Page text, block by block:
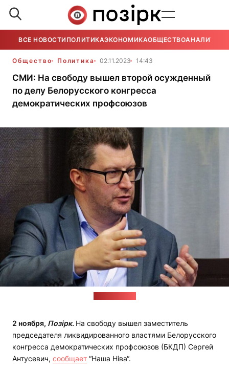
ВСЕ НОВОСТИ ПОЛИТИКАЭКОНОМИКАОБЩЕСТВОАНАЛИТИКА
Общество Политика 02.11.2023 14:43
СМИ: На свободу вышел второй осужденный
по делу Белорусского конгресса
демократических профсоюзов
2 ноября, Позірк. На свободу вышел заместитель
председателя ликвидированного властями Белорусского
конгресса демократических профсоюзов (БКДП) Сергей
Антусевич, сообщает “Наша Ніва“.